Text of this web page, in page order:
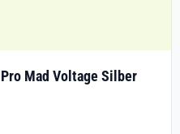
Mad Voltage Silber